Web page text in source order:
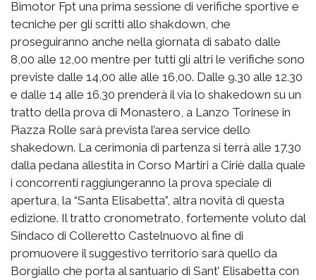
Bimotor Fpt una prima sessione di verifiche sportive e
tecniche per gli scritti allo shakdown, che
proseguiranno anche nella giornata di sabato dalle
8,00 alle 12,00 mentre per tutti gli altri le verifiche sono
previste dalle 14,00 alle alle 16,00. Dalle 9.30 alle 12.30
e dalle 14 alle 16.30 prenderà il via lo shakedown su un
tratto della prova di Monastero, a Lanzo Torinese in
Piazza Rolle sarà prevista l’area service dello
shakedown. La cerimonia di partenza si terrà alle 17.30
dalla pedana allestita in Corso Martiri a Ciriè dalla quale
i concorrenti raggiungeranno la prova speciale di
apertura, la “Santa Elisabetta”, altra novità di questa
edizione. Il tratto cronometrato, fortemente voluto dal
Sindaco di Colleretto Castelnuovo al fine di
promuovere il suggestivo territorio sarà quello da
Borgiallo che porta al santuario di Sant’ Elisabetta con